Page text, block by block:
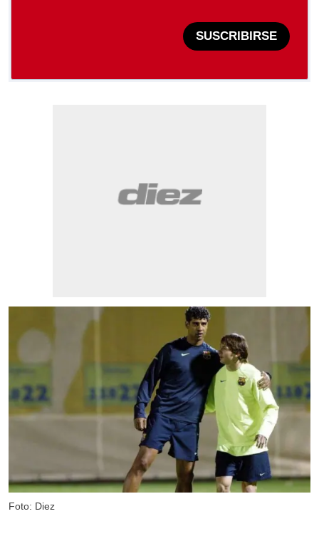
SUSCRIBIRSE
Foto: Diez